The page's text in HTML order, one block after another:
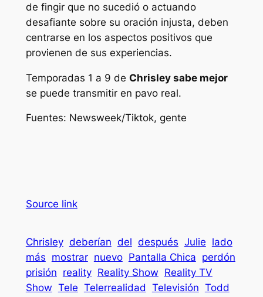
de fingir que no sucedió o actuando
desafiante sobre su oración injusta, deben
centrarse en los aspectos positivos que
provienen de sus experiencias.
Temporadas 1 a 9 de Chrisley sabe mejor
se puede transmitir en pavo real.
Fuentes: Newsweek/Tiktok, gente
Source link
Chrisley deberían del después Julie lado
más mostrar nuevo Pantalla Chica perdón
prisión reality Reality Show Reality TV
Show Tele Telerrealidad Televisión Todd